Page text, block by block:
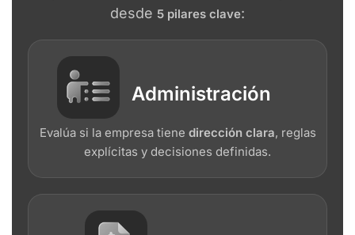
desde 5 pilares clave:
Administración
Evalúa si la empresa tiene dirección clara, reglas
explícitas y decisiones definidas.